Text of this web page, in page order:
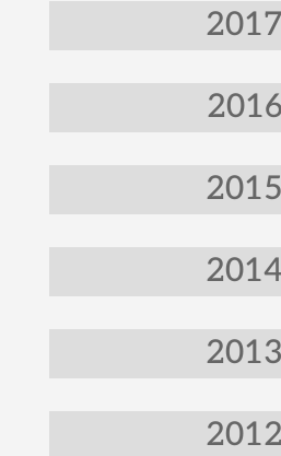
2017
2016
2015
2014
2013
2012